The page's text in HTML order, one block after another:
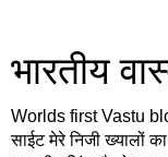
भारतीय
Worlds first Vastu
साईट मेरे निजी ख्यालों